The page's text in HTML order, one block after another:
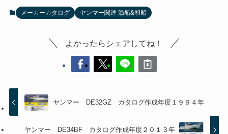
メーカーカタログ ヤンマー関連 漁船&和船
よかったらシェアしてね！
ヤンマー DE32GZ カタログ作成年度１９９４年
ヤンマー DE34BF カタログ作成年度２０１３年